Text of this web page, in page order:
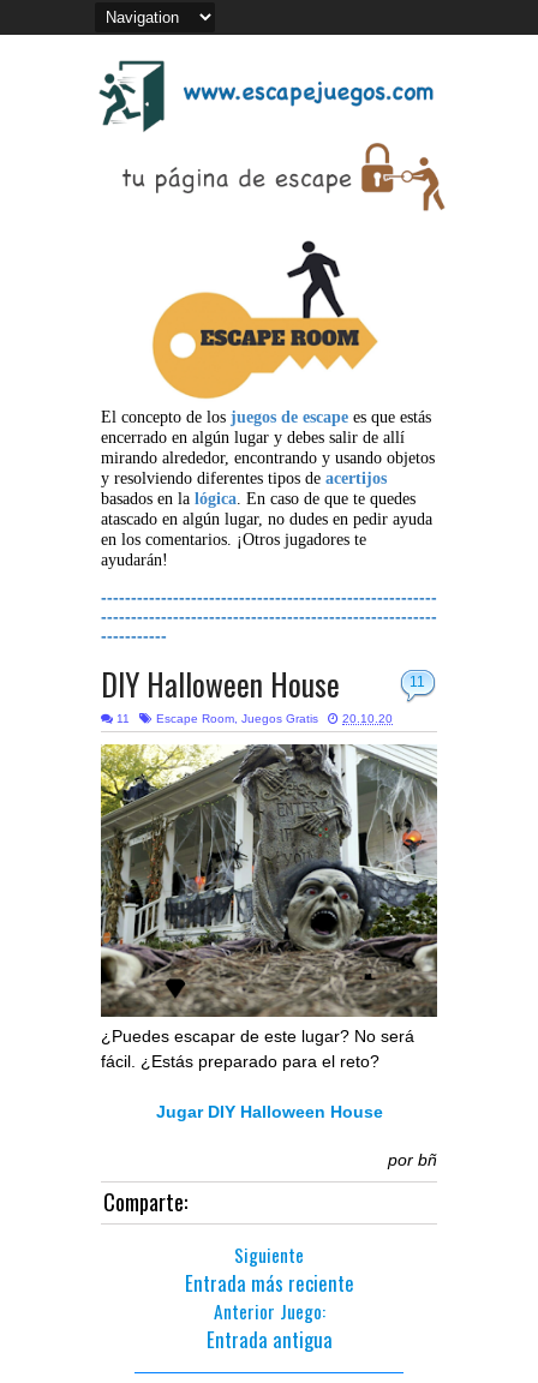
El concepto de los juegos de escape es que estás
encerrado en algún lugar y debes salir de allí
mirando alrededor, encontrando y usando objetos
y resolviendo diferentes tipos de acertijos
basados en la lógica. En caso de que te quedes
atascado en algún lugar, no dudes en pedir ayuda
en los comentarios. ¡Otros jugadores te
ayudarán!
--------------------------------------------------------
--------------------------------------------------------
-----------
11
DIY Halloween House
11 Escape Room, Juegos Gratis 20.10.20
¿Puedes escapar de este lugar? No será
fácil. ¿Estás preparado para el reto?
Jugar DIY Halloween House
por bñ
Comparte:
Siguiente
Entrada más reciente
Anterior Juego:
Entrada antigua